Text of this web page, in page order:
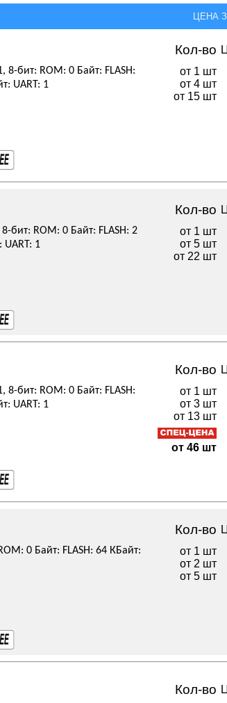
ЦЕНА
бит: ROM: 0 Байт: FLASH:
UART: 1
Кол-во
от 1 шт
от 4 шт
от 15 шт
бит: ROM: 0 Байт: FLASH: 2
UART: 1
Кол-во
от 1 шт
от 5 шт
от 22 шт
бит: ROM: 0 Байт: FLASH:
UART: 1
Кол-во
от 1 шт
от 3 шт
от 13 шт
от 46 шт
0 Байт: FLASH: 64 КБайт:
Кол-во
от 1 шт
от 2 шт
от 5 шт
Кол-во